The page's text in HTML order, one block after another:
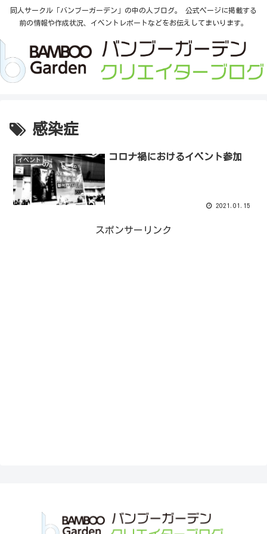
同人サークル「バンブーガーデン」の中の人ブログ。 公式ページに掲載する
前の情報や作成状況、イベントレポートなどをお伝えしてまいります。
感染症
イベント コロナ禍におけるイベント参加
2021.01.15
スポンサーリンク